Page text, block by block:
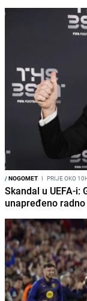
/NOGOMET I PRIJE OKO
Skandal u UEFA-
unapređeno